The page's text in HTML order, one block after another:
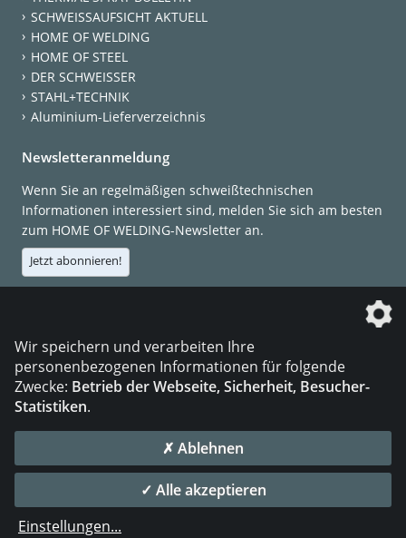
SCHWEISSAUFSICHT AKTUELL
HOME OF WELDING
HOME OF STEEL
DER SCHWEISSER
STAHL+TECHNIK
Aluminium-Lieferverzeichnis
Newsletteranmeldung
Wenn Sie an regelmäßigen schweißtechnischen
Informationen interessiert sind, melden Sie sich am besten
zum HOME OF WELDING-Newsletter an.
Jetzt abonnieren!
Die DVS Media GmbH ist ein Unternehmen der
© 2026 DVS Media GmbH
Datenschutzeinstellungen
die profilschmiede - Internetagentur
Wir speichern und verarbeiten Ihre
personenbezogenen Informationen für folgende
Zwecke: Betrieb der Webseite, Sicherheit, Besucher-
Statistiken.
✗ Ablehnen
✓ Alle akzeptieren
Einstellungen...